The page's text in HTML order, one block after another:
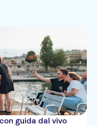
guida dal vivo